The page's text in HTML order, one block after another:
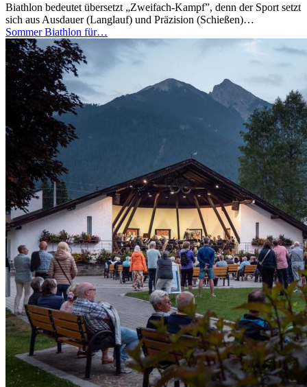
Biathlon bedeutet übersetzt „Zweifach-Kampf”, denn der Sport setzt
sich aus Ausdauer (Langlauf) und Präzision (Schießen)…
Sommer Biathlon für…